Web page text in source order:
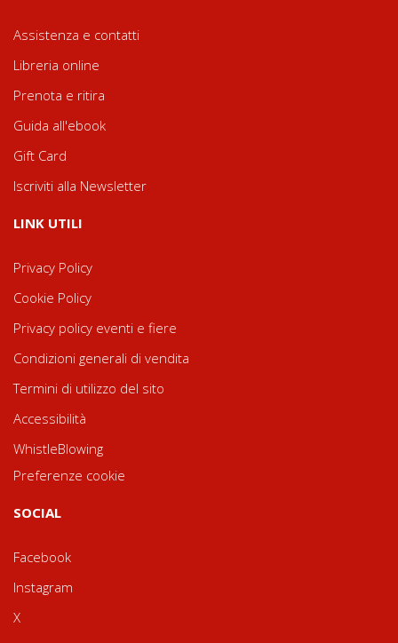
Assistenza e contatti
Libreria online
Prenota e ritira
Guida all'ebook
Gift Card
Iscriviti alla Newsletter
LINK UTILI
Privacy Policy
Cookie Policy
Privacy policy eventi e fiere
Condizioni generali di vendita
Termini di utilizzo del sito
Accessibilità
WhistleBlowing
Preferenze cookie
SOCIAL
Facebook
Instagram
X